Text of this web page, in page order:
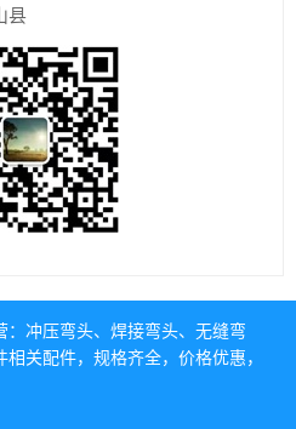
县
冲压弯头、 焊接弯头、 无缝弯
关配件，规格齐全，价格优惠，